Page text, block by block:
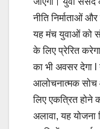
नीति निर्माताओं
यह मंच युवाओं को
के लिए प्रेरित
का भी अवसर देगा l
आलोचनात्मक सोच
लिए एकत्रित होने
अलावा, यह योजना